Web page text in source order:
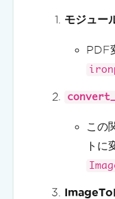
モジュー
PDF
この
トに